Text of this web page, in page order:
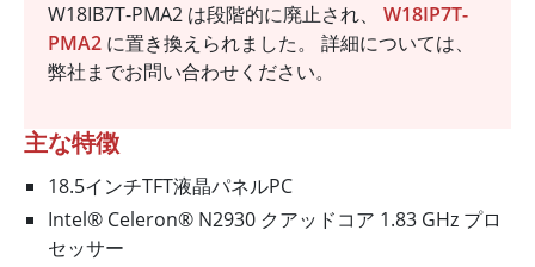
W18IB7T-PMA2 は段階的に廃止され、 W18IP7T-
PMA2 に置き換えられました。 詳細については、
弊社までお問い合わせください。
主な特徴
18.5インチTFT液晶パネルPC
Intel® Celeron® N2930 クアッドコア 1.83 GHz プロ
セッサー